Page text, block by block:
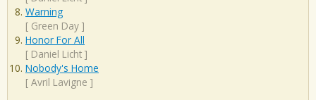
Warning
[ Green Day ]
Honor For All
[ Daniel Licht ]
Nobody's Home
[ Avril Lavigne ]